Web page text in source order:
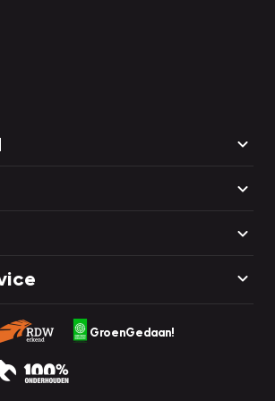
GroenGedaan!